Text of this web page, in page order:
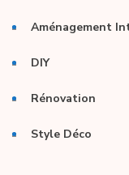
Aménagement
DIY
Rénovation
Style Déco